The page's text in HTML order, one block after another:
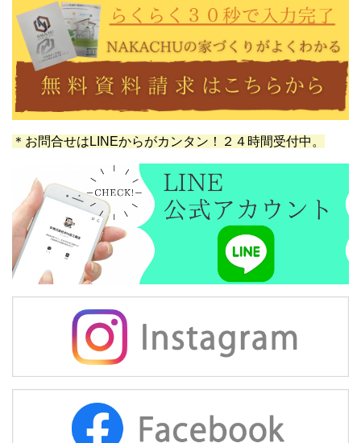
＊お問合せはLINEからがカンタン！２４時間受付中。